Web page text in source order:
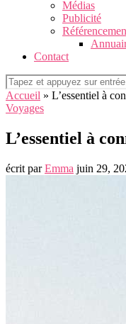
Médias
Publicité
Contact
Accueil » L’essentiel à
Voyages
L’essentiel à
écrit parEmma juin 29,